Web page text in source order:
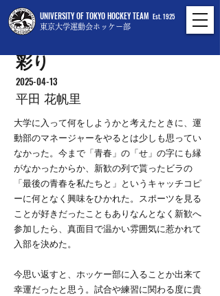
UNIVERSITY OF TOKYO HOCKEY TEAM
東京大学運動会ホッケー部
Est. 1925
彩り
2025-04-13
平田 花帆里
大学に入って何をしようかと考えたときに、運
動部のマネージャーをやるとは少しも思ってい
なかった。今まで「青春」の「せ」の字にも縁
がなかったからか、新歓の列で貰ったビラの
「最後の青春を私たちと」というキャッチコピ
ーに何となく興味をひかれた。スポーツを見る
ことが好きだったこともありなんとなく新歓へ
参加したら、真面目で温かい雰囲気に惹かれて
入部を決めた。
今思い返すと、ホッケー部に入ることか出来て
幸運だったと思う。試合や練習に関わる度に貴